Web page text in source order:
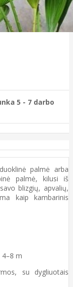
5 - 7 darbo
palmė arba
palmė, kilusi iš
blizgių, apvalių,
kaip kambarinis
4–8 m
su dygliuotais